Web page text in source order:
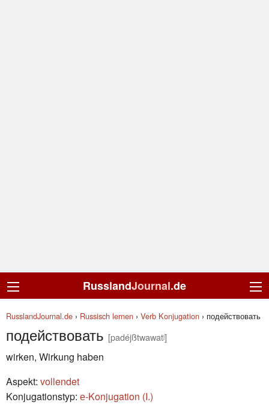
RusslandJournal.de
RusslandJournal.de › Russisch lernen › Verb Konjugation › подействовать
подействовать [padéjßtwawatʲ]
wirken, Wirkung haben
Aspekt: vollendet
Konjugationstyp: е-Konjugation (I.)